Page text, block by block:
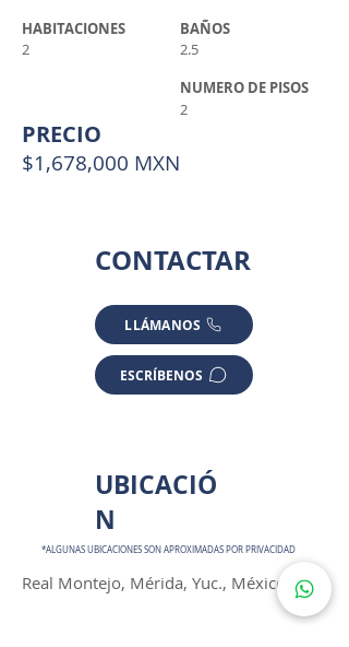
HABITACIONES
2
BAÑOS
2.5
NUMERO DE PISOS
2
PRECIO
$1,678,000 MXN
CONTACTAR
LLÁMANOS
ESCRÍBENOS
UBICACIÓ
N
*ALGUNAS UBICACIONES SON APROXIMADAS POR PRIVACIDAD
Real Montejo, Mérida, Yuc., México